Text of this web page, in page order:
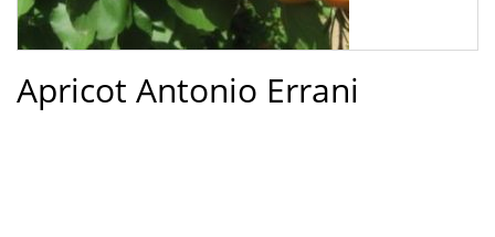
Apricot Antonio Errani